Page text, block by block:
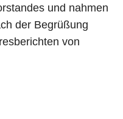
und nahmen
der Begrüßung
von